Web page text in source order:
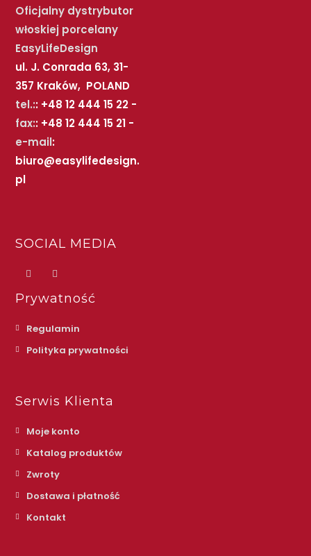
Oficjalny dystrybutor
włoskiej porcelany
EasyLifeDesign
ul. J. Conrada 63, 31-
357 Kraków, POLAND
tel.:: +48 12 444 15 22 -
fax:: +48 12 444 15 21 -
e-mail:
biuro@easylifedesign.
pl
SOCIAL MEDIA
Prywatność
Regulamin
Polityka prywatności
Serwis Klienta
Moje konto
Katalog produktów
Zwroty
Dostawa i płatność
Kontakt